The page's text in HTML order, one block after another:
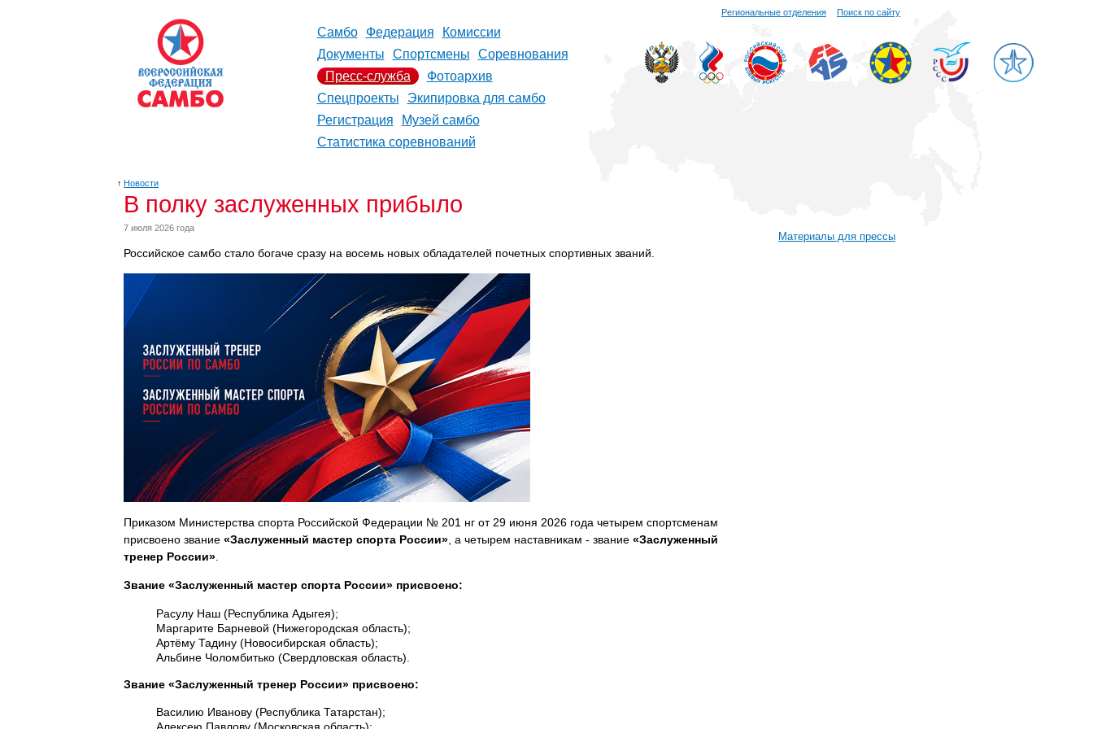
Региональные отделения Поиск по сайту
Самбо Федерация
Комиссии
Документы
Спортсмены
Соревнования
Пресс-служба
Фотоархив
Спецпроекты
Экипировка для самбо
Регистрация
Музей самбо
Статистика соревнований
↑ Новости
В полку заслуженных прибыло
7 июля 2026 года
Российское самбо стало богаче сразу на восемь новых обладателей почетных спортивных званий.
Приказом Министерства спорта Российской Федерации № 201 нг от 29 июня 2026 года четырем спортсменам
присвоено звание «Заслуженный мастер спорта России» , а четырем наставникам - звание «Заслуженный
тренер России»
Звание «Заслуженный мастер спорта России» присвоено:
Расулу Наш (Республика Адыгея);
Маргарите Барневой (Нижегородская область);
Артёму Тадину (Новосибирская область);
Альбине Чоломбитько (Свердловская область).
Звание «Заслуженный тренер России» присвоено:
Василию Иванову (Республика Татарстан);
Материалы для прессы